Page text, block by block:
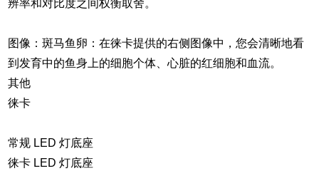
辨率和对比度之间权衡取舍。
图像：斑马鱼卵：在徕卡提供的右侧图像中，您会清晰地看
到发育中的鱼身上的细胞个体、心脏的红细胞和血流。
其他
徕卡
常规 LED 灯底座
徕卡 LED 灯底座